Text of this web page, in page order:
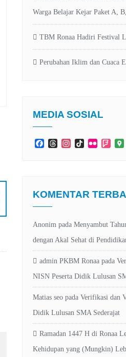
Warga Belajar Kejar Paket A,
TBM Ronaa Hadiri Festival
Perubahan Iklim dan Cuaca
MEDIA SOSIAL
FacebookThreadsInstagramTikTokFlickr
KOMENTAR
Anonim pada Menyambut
dengan Akal Sehat di
admin PKBM Ronaa pada
NISN Peserta Didik Lulusan
Matias seo pada Verifikasi dan
Didik Lulusan SMA Sederajat
Ramadan 1447 H di Ronaa
Kehidupan yang (Mungkin)